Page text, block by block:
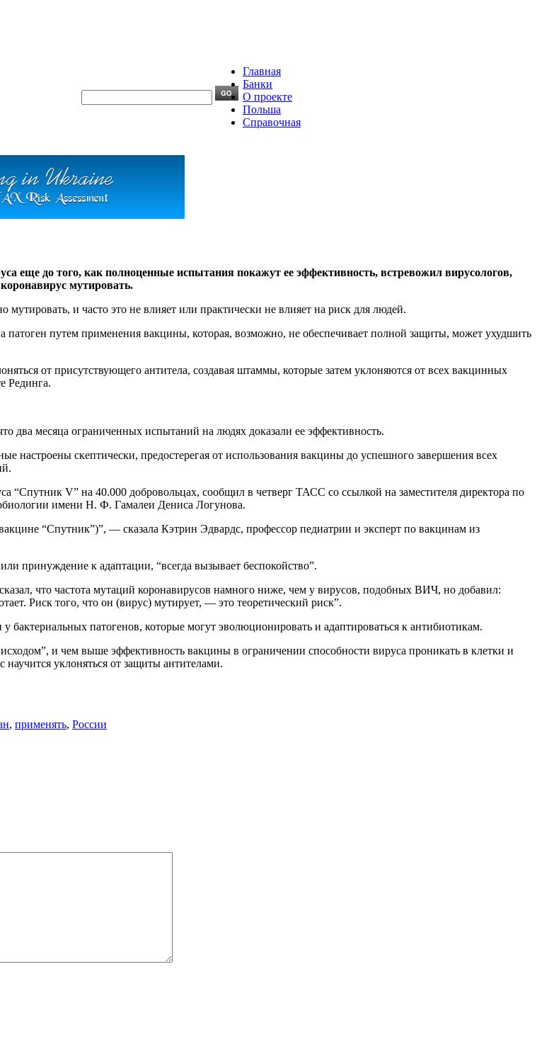
Главная
Банки
О проекте
Польша
Справочная
еще до того, как полноценные испытания покажут ее эффективность, встревожил вирусологов,
мутировать.
и часто это не влияет или практически не влияет на риск для людей.
путем применения вакцины, которая, возможно, не обеспечивает полной защиты, может ухудшить
от присутствующего антитела, создавая штаммы, которые затем уклоняются от всех вакцинных
Рединга.
два месяца ограниченных испытаний на людях доказали ее эффективность.
настроены скептически, предостерегая от использования вакцины до успешного завершения всех
“Спутник V” на 40.000 добровольцах, сообщил в четверг ТАСС со ссылкой на заместителя директора по
имени Н. Ф. Гамалеи Дениса Логунова.
“Спутник”)”, — сказала Кэтрин Эдвардс, профессор педиатрии и эксперт по вакцинам из
принуждение к адаптации, “всегда вызывает беспокойство”.
что частота мутаций коронавирусов намного ниже, чем у вирусов, подобных ВИЧ, но добавил:
Риск того, что он (вирус) мутирует, — это теоретический риск”.
патогенов, которые могут эволюционировать и адаптироваться к антибиотикам.
и чем выше эффективность вакцины в ограничении способности вируса проникать в клетки и
уклоняться от защиты антителами.
, применять, России